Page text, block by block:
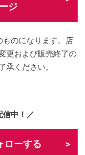
ジ
のになります。店
更および販売終了の
承ください。
信中！／
ローする